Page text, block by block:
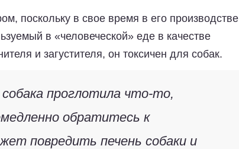
поскольку в свое время в его производстве
в «человеческой» еде в качестве
и загустителя, он токсичен для собак.
проглотила что-то,
обратитесь к
повредить печень собаки и